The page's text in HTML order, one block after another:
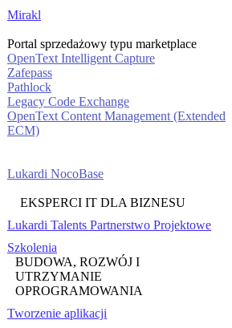
Mirakl
Portal sprzedażowy typu marketplace
OpenText Intelligent Capture
Zafepass
Pathlock
Legacy Code Exchange
OpenText Content Management (Extended
ECM)
Lukardi NocoBase
EKSPERCI IT DLA BIZNESU
Lukardi Talents Partnerstwo Projektowe
Szkolenia
BUDOWA, ROZWÓJ I
UTRZYMANIE
OPROGRAMOWANIA
Tworzenie aplikacji